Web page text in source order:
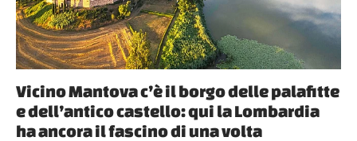
Vicino Mantova c’è il borgo delle palafitte
e dell’antico castello: qui la Lombardia
ha ancora il fascino di una volta